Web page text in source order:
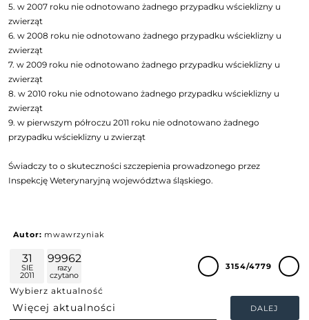
5. w 2007 roku nie odnotowano żadnego przypadku wścieklizny u
zwierząt
6. w 2008 roku nie odnotowano żadnego przypadku wścieklizny u
zwierząt
7. w 2009 roku nie odnotowano żadnego przypadku wścieklizny u
zwierząt
8. w 2010 roku nie odnotowano żadnego przypadku wścieklizny u
zwierząt
9. w pierwszym półroczu 2011 roku nie odnotowano żadnego
przypadku wścieklizny u zwierząt
Świadczy to o skuteczności szczepienia prowadzonego przez
Inspekcję Weterynaryjną województwa śląskiego.
Autor: mwawrzyniak
31
SIE
2011
99962
razy
czytano
Wybierz aktualność
DALEJ
3154/4779